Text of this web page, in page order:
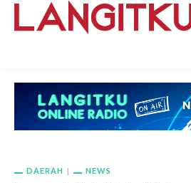
DAERAH NEWS